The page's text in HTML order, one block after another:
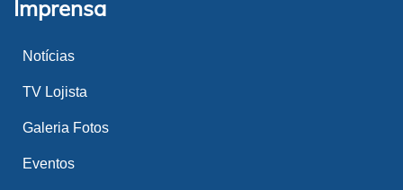
Imprensa
Notícias
TV Lojista
Galeria Fotos
Eventos